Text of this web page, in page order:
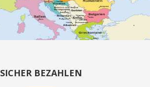
SICHER BEZAHLEN